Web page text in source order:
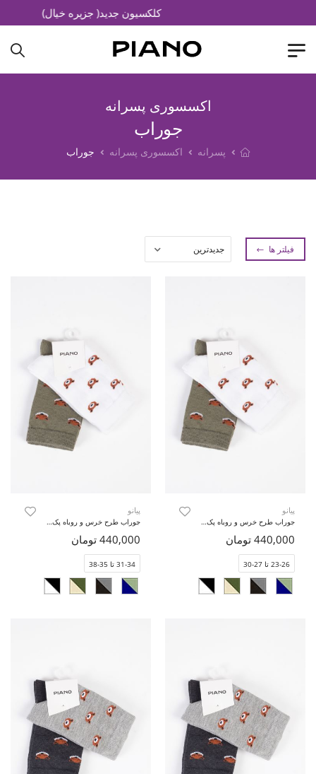
کلکسیون جدید( جزیره خیال)
اکسسوری پسرانه
جوراب
پسرانه اکسسوری پسرانه جوراب
فیلتر ها
پیانو
جوراب طرح خرس و روباه پک دوتایی
440,000 تومان
23-26 تا 27-30
پیانو
جوراب طرح خرس و روباه پک دوتایی
440,000 تومان
31-34 تا 35-38